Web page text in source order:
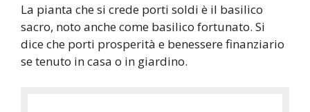
La pianta che si crede porti soldi è il basilico
sacro, noto anche come basilico fortunato. Si
dice che porti prosperità e benessere finanziario
se tenuto in casa o in giardino.